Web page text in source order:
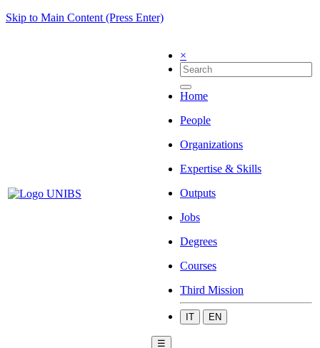
Skip to Main Content (Press Enter)
×
Home
People
Organizations
Expertise & Skills
Outputs
Jobs
Degrees
Courses
Third Mission
IT EN
☰